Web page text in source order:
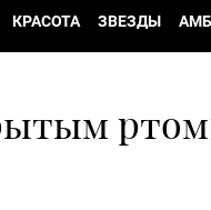
КРАСОТА ЗВЕЗДЫ